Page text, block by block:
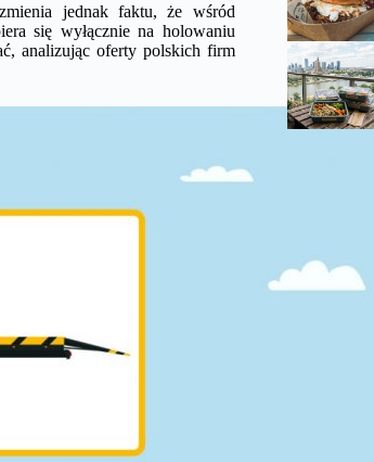
jednak faktu, że wśród
się wyłącznie na holowaniu
analizując oferty polskich firm